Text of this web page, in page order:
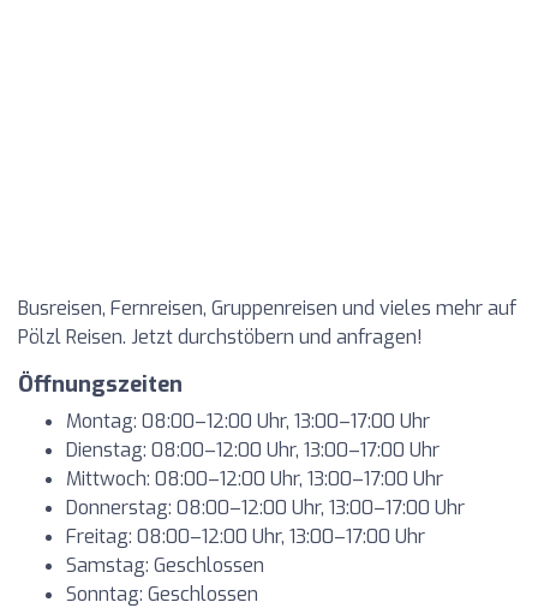
Busreisen, Fernreisen, Gruppenreisen und vieles mehr auf
Pölzl Reisen. Jetzt durchstöbern und anfragen!
Öffnungszeiten
Montag: 08:00–12:00 Uhr, 13:00–17:00 Uhr
Dienstag: 08:00–12:00 Uhr, 13:00–17:00 Uhr
Mittwoch: 08:00–12:00 Uhr, 13:00–17:00 Uhr
Donnerstag: 08:00–12:00 Uhr, 13:00–17:00 Uhr
Freitag: 08:00–12:00 Uhr, 13:00–17:00 Uhr
Samstag: Geschlossen
Sonntag: Geschlossen